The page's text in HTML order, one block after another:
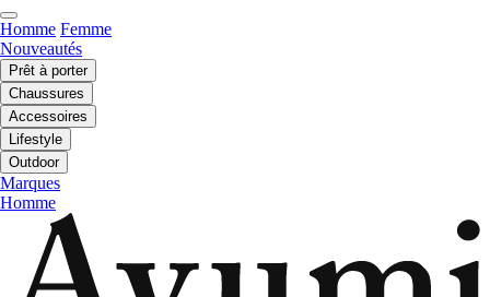
Homme Femme
Nouveautés
Prêt à porter
Chaussures
Accessoires
Lifestyle
Outdoor
Marques
Homme